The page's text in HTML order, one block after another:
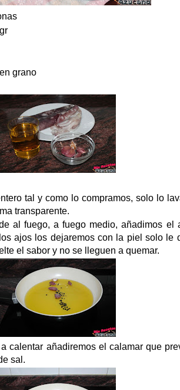
grano
tal y como lo compramos, solo lo
transparente.
al fuego, a fuego medio, añadimos el
ajos los dejaremos con la piel solo le
el sabor y no se lleguen a quemar.
calentar añadiremos el calamar que
sal.